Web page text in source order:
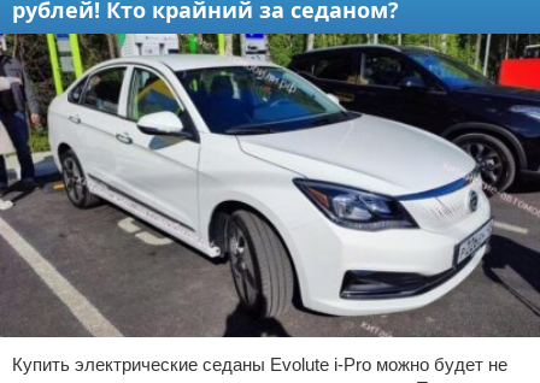
рублей! Кто крайний за седаном?
Купить электрические седаны Evolute i-Pro можно будет не